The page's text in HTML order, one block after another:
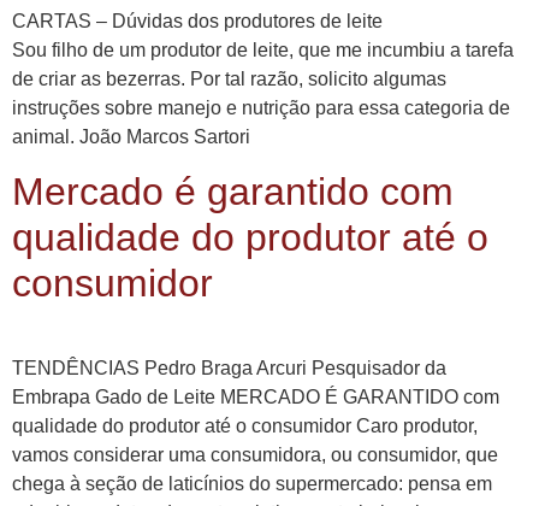
CARTAS – Dúvidas dos produtores de leite
Sou filho de um produtor de leite, que me incumbiu a tarefa
de criar as bezerras. Por tal razão, solicito algumas
instruções sobre manejo e nutrição para essa categoria de
animal. João Marcos Sartori
Mercado é garantido com
qualidade do produtor até o
consumidor
TENDÊNCIAS Pedro Braga Arcuri Pesquisador da
Embrapa Gado de Leite MERCADO É GARANTIDO com
qualidade do produtor até o consumidor Caro produtor,
vamos considerar uma consumidora, ou consumidor, que
chega à seção de laticínios do supermercado: pensa em